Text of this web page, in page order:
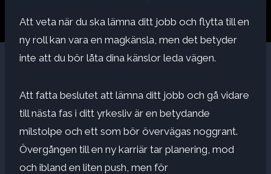
Att veta när du ska lämna ditt jobb och flytta till en
ny roll kan vara en magkänsla, men det betyder
inte att du bör låta dina känslor leda vägen.
Att fatta beslutet att lämna ditt jobb och gå vidare
till nästa fas i ditt yrkesliv är en betydande
milstolpe och ett som bör övervägas noggrant.
Övergången till en ny karriär tar planering, mod
och ibland en liten push, men för